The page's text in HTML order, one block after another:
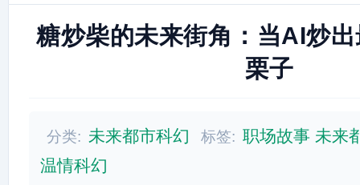
糖炒柴的未来街角：当AI炒
栗子
分类: 未来都市科幻 标签: 职场故事 未来
温情科幻